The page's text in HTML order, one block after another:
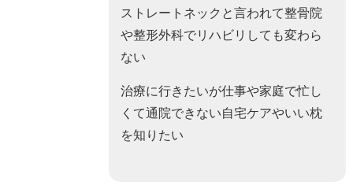
ストレートネックと言われて整骨院
や整形外科でリハビリしても変わら
ない
治療に行きたいが仕事や家庭で忙し
くて通院できない自宅ケアやいい枕
を知りたい